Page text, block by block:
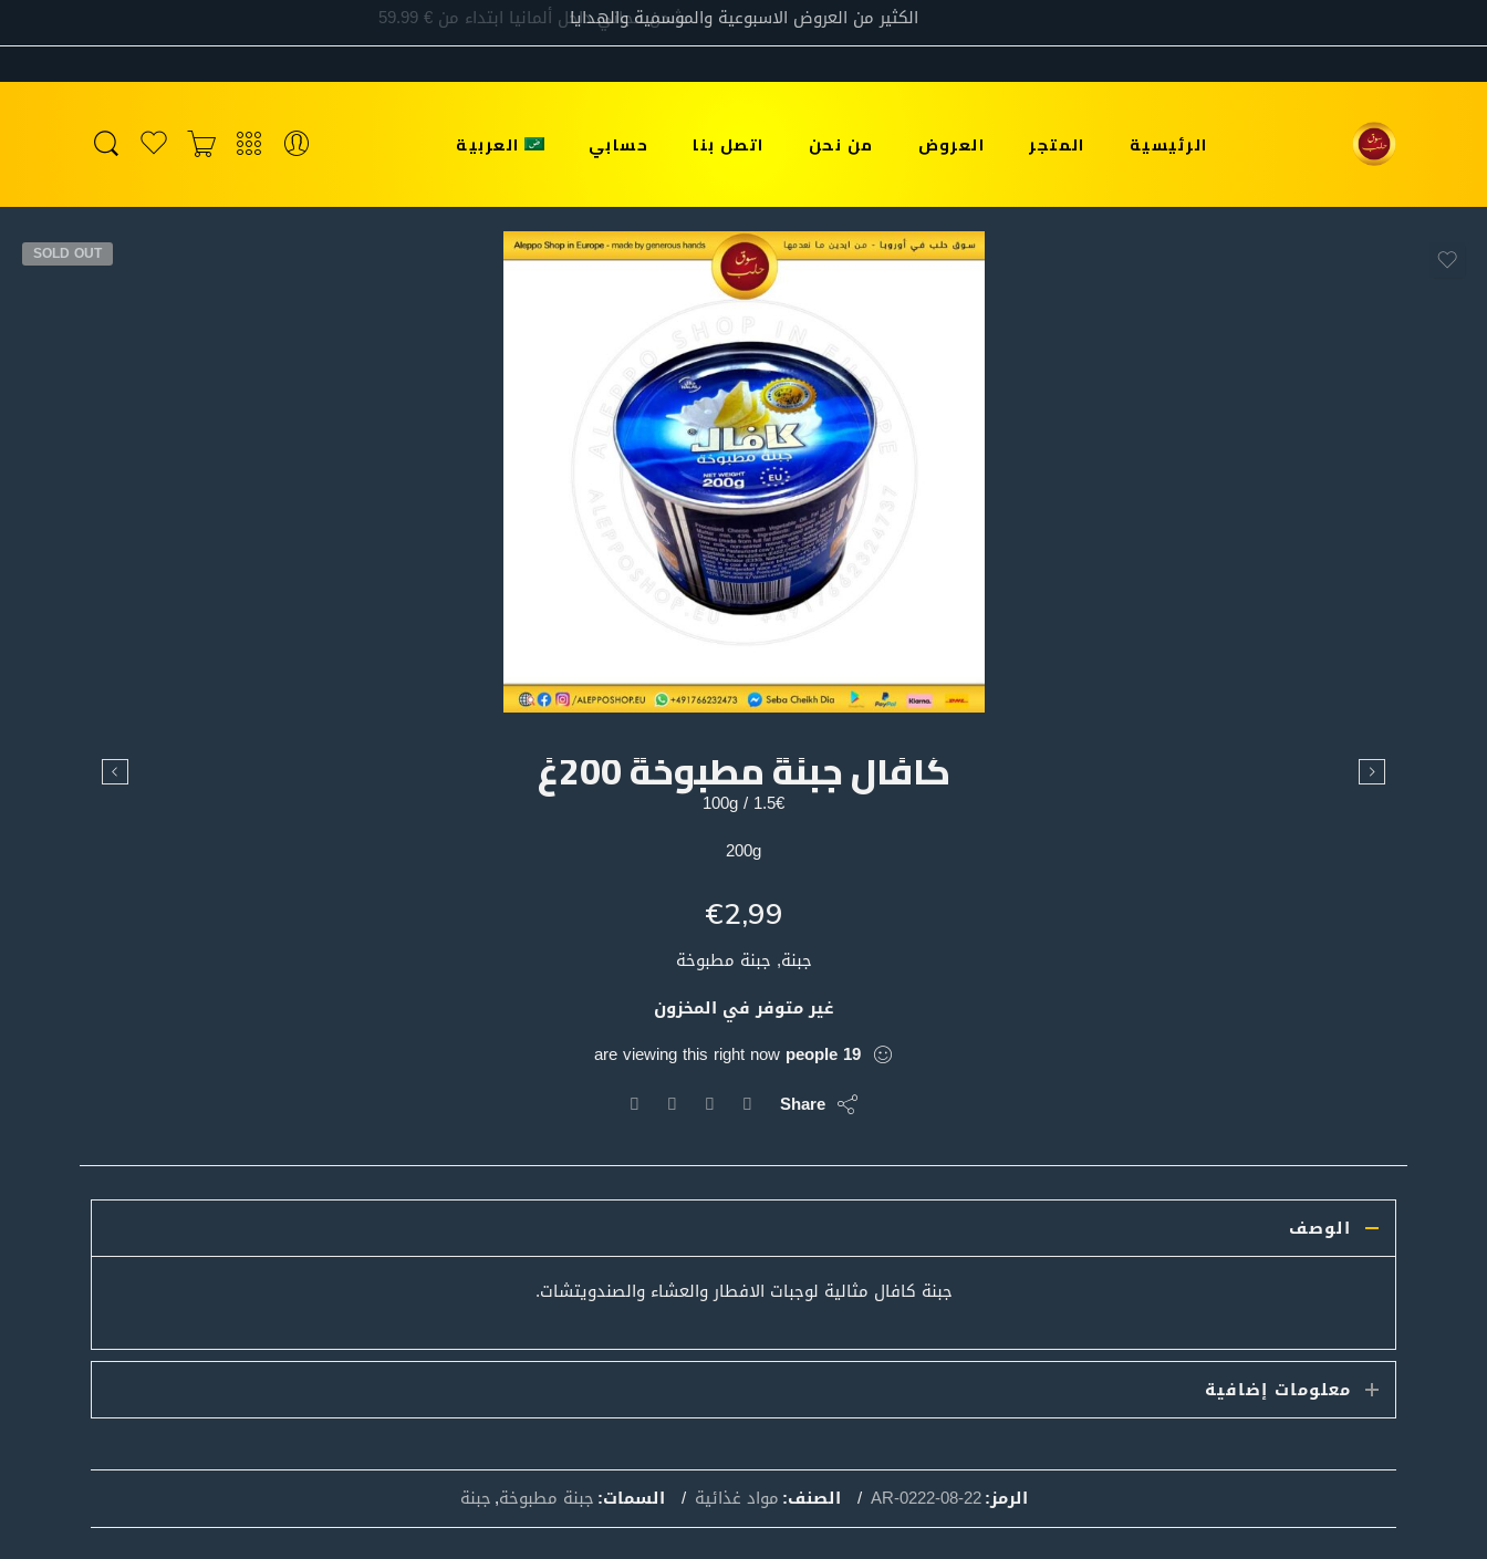
الرئيسية المتجر العروض من نحن اتصل بنا حسابي العربية
SOLD OUT
كافال جبنة مطبوخة 200غ
1.5€ / 100g
200g
€2,99
جبنة, جبنة مطبوخة
غير متوفر في المخزون
19
people
are viewing this right now
Share
الوصف
جبنة كافال مثالية لوجبات الافطار والعشاء والصندويتشات.
معلومات إضافية
الرمز:AR-0222-08-22 الصنف:مواد غذائية السمات:جبنة مطبوخة,جبنة